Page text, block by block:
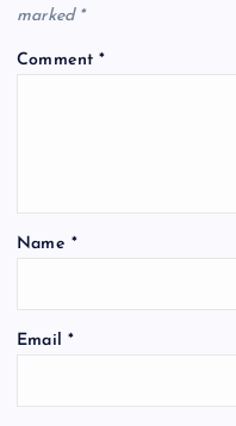
i
i
marked *
Comment*
Name *
Email *